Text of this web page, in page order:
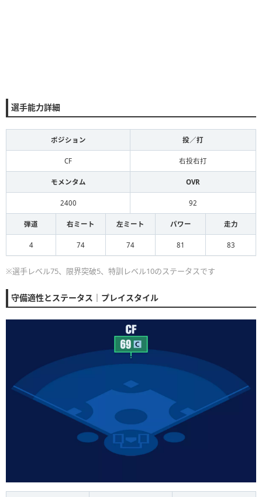
選手能力詳細
ポジション 投／打
CF 右投右打
モメンタム OVR
2400 92
弾道 右ミート 左ミート パワー 走力
4 74 74 81 83
※選手レベル75、限界突破5、特訓レベル10のステータスです
守備適性とステータス｜プレイスタイル